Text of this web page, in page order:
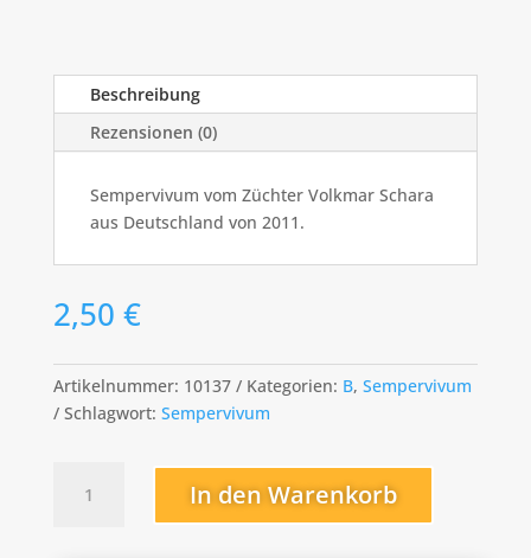
Beschreibung
Rezensionen (0)
Sempervivum vom Züchter Volkmar Schara
aus Deutschland von 2011.
2,50 €
Artikelnummer: 10137 Kategorien: B, Sempervivum
Schlagwort: Sempervivum
Menge
In den Warenkorb